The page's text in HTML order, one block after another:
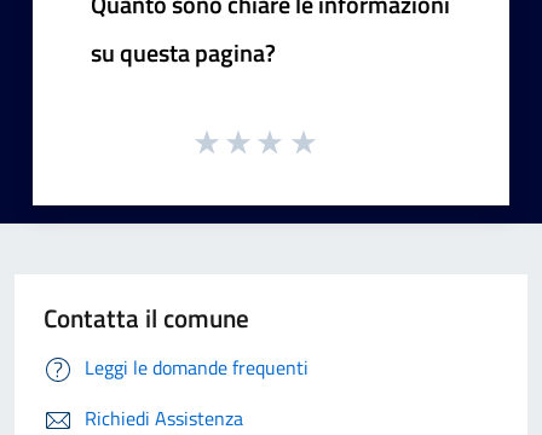
su questa pagina?
Contatta il comune
Leggi le domande frequenti
Richiedi Assistenza